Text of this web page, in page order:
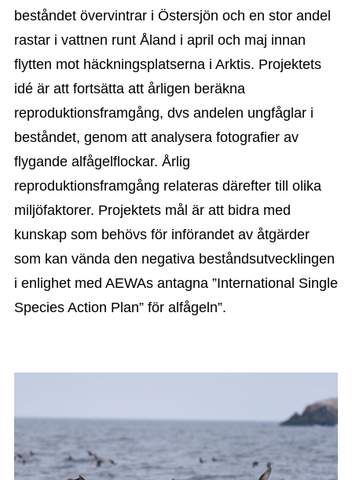
beståndet övervintrar i Östersjön och en stor andel
rastar i vattnen runt Åland i april och maj innan
flytten mot häckningsplatserna i Arktis. Projektets
idé är att fortsätta att årligen beräkna
reproduktionsframgång, dvs andelen ungfåglar i
beståndet, genom att analysera fotografier av
flygande alfågelflockar. Årlig
reproduktionsframgång relateras därefter till olika
miljöfaktorer. Projektets mål är att bidra med
kunskap som behövs för införandet av åtgärder
som kan vända den negativa beståndsutvecklingen
i enlighet med AEWAs antagna ”International Single
Species Action Plan” för alfågeln”.